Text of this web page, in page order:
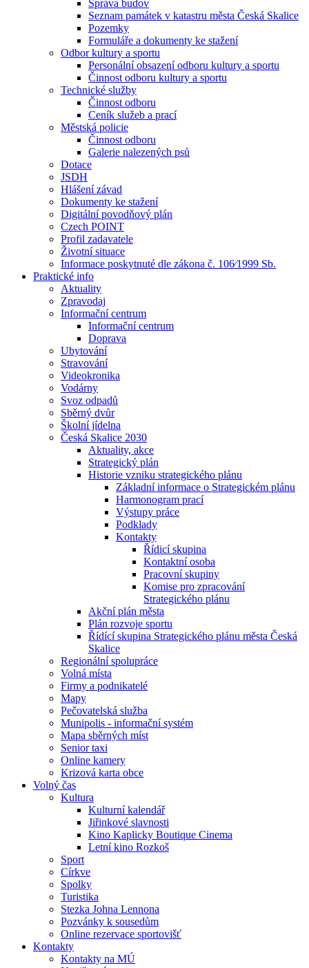
Správa budov
Seznam památek v katastru města Česká Skalice
Pozemky
Formuláře a dokumenty ke stažení
Odbor kultury a sportu
Personální obsazení odboru kultury a sportu
Činnost odboru kultury a sportu
Technické služby
Činnost odboru
Ceník služeb a prací
Městská policie
Činnost odboru
Galerie nalezených psů
Dotace
JSDH
Hlášení závad
Dokumenty ke stažení
Digitální povodňový plán
Czech POINT
Profil zadavatele
Životní situace
Informace poskytnuté dle zákona č. 106⁄1999 Sb.
Praktické info
Aktuality
Zpravodaj
Informační centrum
Informační centrum
Doprava
Ubytování
Stravování
Videokronika
Vodárny
Svoz odpadů
Sběrný dvůr
Školní jídelna
Česká Skalice 2030
Aktuality, akce
Strategický plán
Historie vzniku strategického plánu
Základní informace o Strategickém plánu
Harmonogram prací
Výstupy práce
Podklady
Kontakty
Řídicí skupina
Kontaktní osoba
Pracovní skupiny
Komise pro zpracování
Strategického plánu
Akční plán města
Plán rozvoje sportu
Řídící skupina Strategického plánu města Česká
Skalice
Regionální spolupráce
Volná místa
Firmy a podnikatelé
Mapy
Pečovatelská služba
Munipolis - informační systém
Mapa sběrných míst
Senior taxi
Online kamery
Krizová karta obce
Volný čas
Kultura
Kulturní kalendář
Jiřinkové slavnosti
Kino Kaplicky Boutique Cinema
Letní kino Rozkoš
Sport
Církve
Spolky
Turistika
Stezka Johna Lennona
Pozvánky k sousedům
Online rezervace sportovišť
Kontakty
Kontakty na MÚ